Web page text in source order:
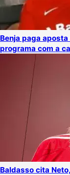
Benja paga
programa com a
Baldasso cita